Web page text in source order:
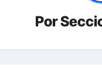
Por